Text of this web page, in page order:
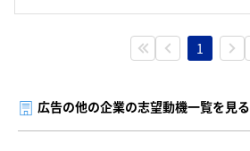
1
広告の他の企業の志望動機一覧を見る